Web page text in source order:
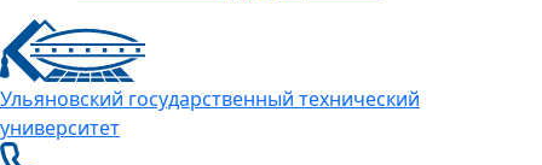
Ульяновский государственный технический
университет